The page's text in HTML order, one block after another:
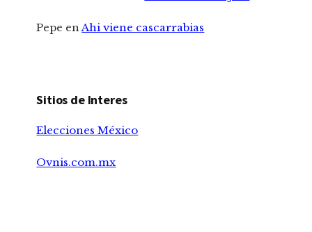
Pepe enAhi viene cascarrabias
Sitios de Interes
Elecciones México
Ovnis.com.mx